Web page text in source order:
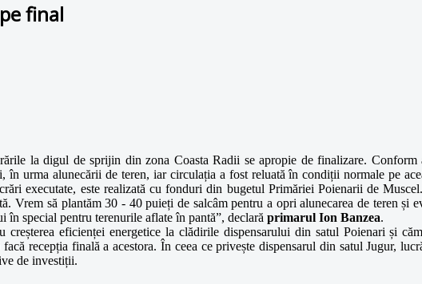
final
la digul de sprijin din zona Coasta Radii se apropie de finalizare.
în urma alunecării de teren, iar circulația a fost reluată în condiții normale pe
executate, este realizată cu fonduri din bugetul Primăriei Poienarii de
Vrem să plantăm 30 - 40 puieți de salcâm pentru a opri alunecarea de teren și
în special pentru terenurile aflate în pantă”, declară primarul Ion Banzea.
creșterea eficienței energetice la clădirile dispensarului din satul Poienari și
recepția finală a acestora. În ceea ce privește dispensarul din satul Jugur,
de investiții.